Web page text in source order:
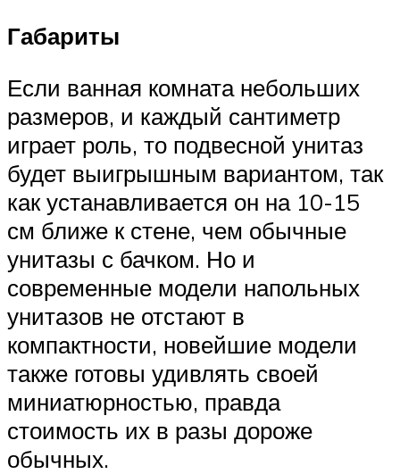
Габариты
Если ванная комната небольших
размеров, и каждый сантиметр
играет роль, то подвесной унитаз
будет выигрышным вариантом, так
как устанавливается он на 10-15
см ближе к стене, чем обычные
унитазы с бачком. Но и
современные модели напольных
унитазов не отстают в
компактности, новейшие модели
также готовы удивлять своей
миниатюрностью, правда
стоимость их в разы дороже
обычных.